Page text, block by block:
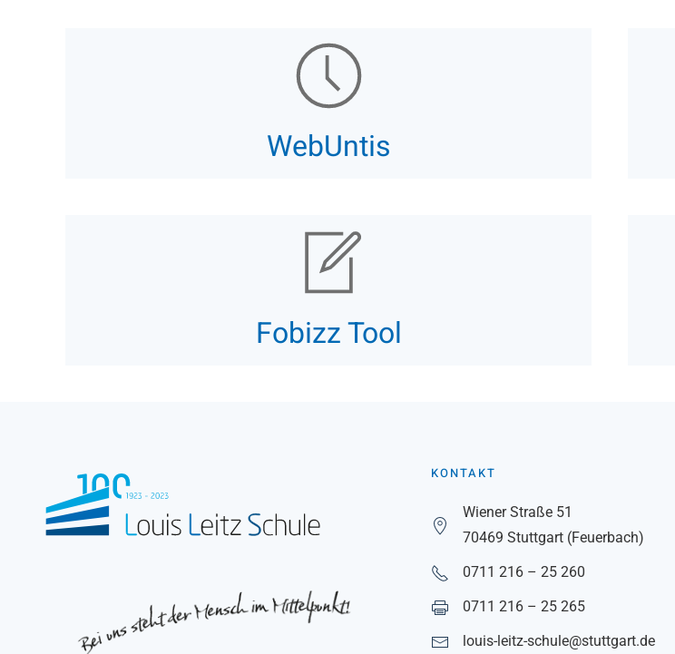
WebUntis
Fobizz Tool
KONTAKT
Wiener Straße 51
70469 Stuttgart (Feuerbach)
0711 216 – 25 260
0711 216 – 25 265
louis-leitz-schule@stuttgart.de